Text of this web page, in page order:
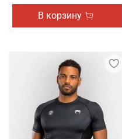
В корзину